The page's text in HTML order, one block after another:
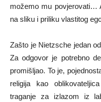
možemo mu povjerovati…
na sliku i priliku vlastitog
Zašto je Nietzsche jedan
Za odgovor je potrebno
promišljao. To je,
religija kao
traganje za izlazom iz